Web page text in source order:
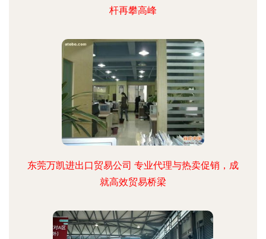
杆再攀高峰
东莞万凯进出口贸易公司 专业代理与热卖促销，成
就高效贸易桥梁